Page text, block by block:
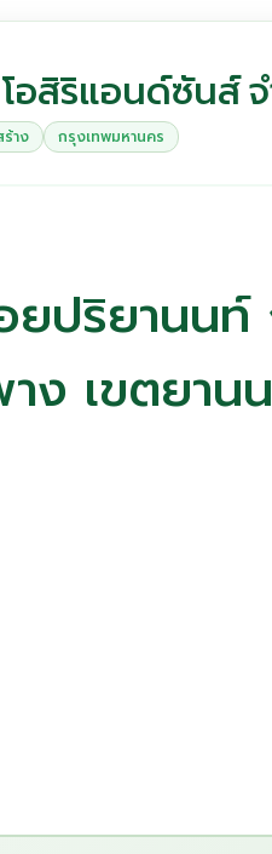
อสิริแอนด์ซันส์
าง กรุงเทพมหานคร
ปริยานนท์
ง เขตยาน